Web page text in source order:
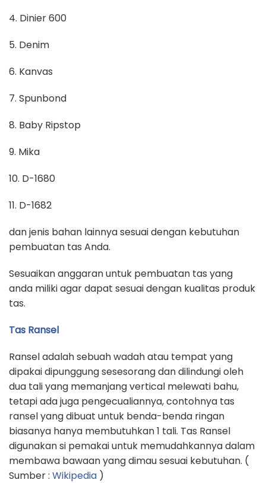
4. Dinier 600
5. Denim
6. Kanvas
7. Spunbond
8. Baby Ripstop
9. Mika
10. D-1680
11. D-1682
dan jenis bahan lainnya sesuai dengan kebutuhan
pembuatan tas Anda.
Sesuaikan anggaran untuk pembuatan tas yang
anda miliki agar dapat sesuai dengan kualitas produk
tas.
Tas Ransel
Ransel adalah sebuah wadah atau tempat yang
dipakai dipunggung sesesorang dan dilindungi oleh
dua tali yang memanjang vertical melewati bahu,
tetapi ada juga pengecualiannya, contohnya tas
ransel yang dibuat untuk benda-benda ringan
biasanya hanya membutuhkan 1 tali. Tas Ransel
digunakan si pemakai untuk memudahkannya dalam
membawa bawaan yang dimau sesuai kebutuhan. (
Sumber : Wikipedia )